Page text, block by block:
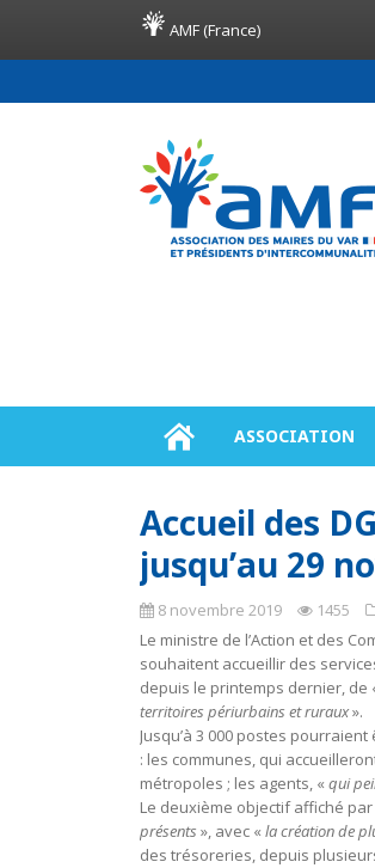
AMF (France)
ASSOCIATION
Accueil des
jusqu’au 29
8 novembre 2019 1455
Le ministre de l’Action et des
souhaitent accueillir des
depuis le printemps dernier, de
territoires périurbains et ruraux».
Jusqu’à 3 000 postes
: les communes, qui
métropoles ; les agents, « qui
Le deuxième objectif affiché
présents », avec « la création de
des trésoreries, depuis